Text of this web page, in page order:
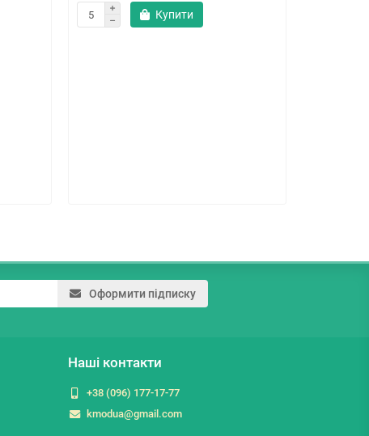
Купити
Оформити підписку
Наші контакти
+38 (096) 177-17-77
kmodua@gmail.com